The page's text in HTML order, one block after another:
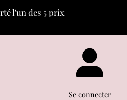
l'un des 5 prix
Se connecter